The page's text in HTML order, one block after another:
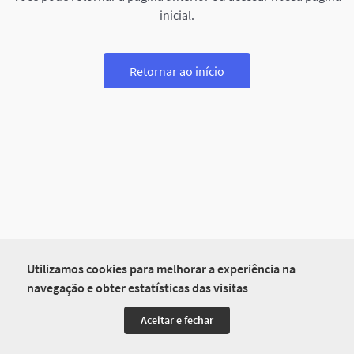
Utilizamos cookies para melhorar a experiência na
navegação e obter estatísticas das visitas
Aceitar e fechar
inicial.
Retornar ao início